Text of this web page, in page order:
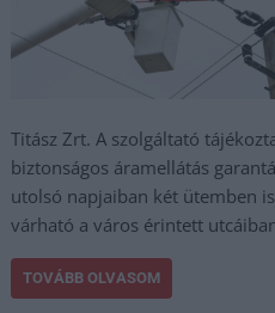
Titász Zrt. A szolgáltató
biztonságos áramellátás
utolsó napjaiban két ütemben
várható a város érintett
TOVÁBB OLVASOM